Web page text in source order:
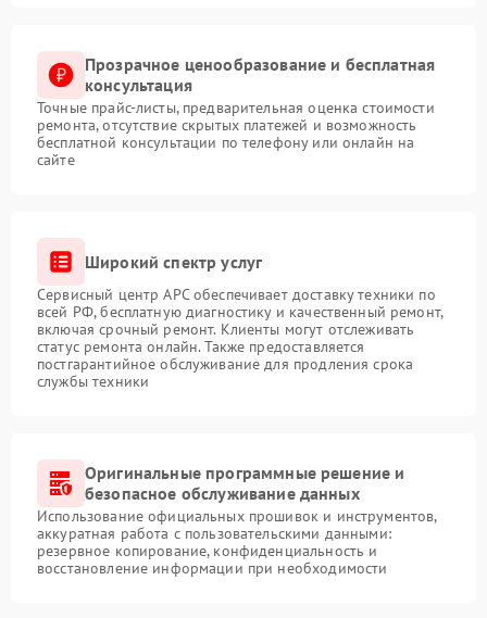
Прозрачное ценообразование и бесплатная
консультация
Точные прайс-листы, предварительная оценка стоимости
ремонта, отсутствие скрытых платежей и возможность
бесплатной консультации по телефону или онлайн на
сайте
Широкий спектр услуг
Сервисный центр APC обеспечивает доставку техники по
всей РФ, бесплатную диагностику и качественный ремонт,
включая срочный ремонт. Клиенты могут отслеживать
статус ремонта онлайн. Также предоставляется
постгарантийное обслуживание для продления срока
службы техники
Оригинальные программные решение и
безопасное обслуживание данных
Использование официальных прошивок и инструментов,
аккуратная работа с пользовательскими данными:
резервное копирование, конфиденциальность и
восстановление информации при необходимости